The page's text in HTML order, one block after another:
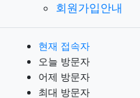
회원가입안내
현재 접속자
오늘 방문자
어제 방문자
최대 방문자